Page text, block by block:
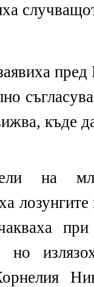
пред
къде
на
но